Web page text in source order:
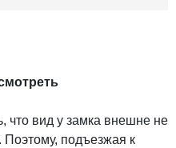
что вид у замка внешне не
Поэтому, подъезжая к